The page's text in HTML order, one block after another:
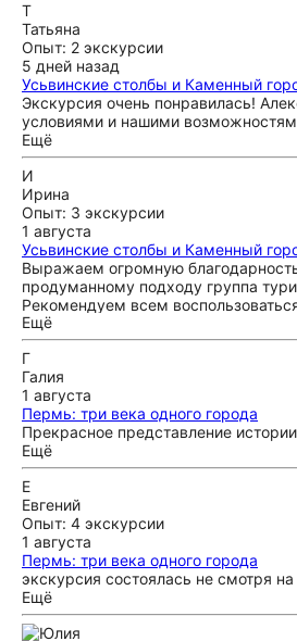
Т
Татьяна
Опыт: 2 экскурсии
5 дней назад
Усьвинские столбы и Каменный
Экскурсия очень понравилась!
условиями и нашими
Ещё
И
Ирина
Опыт: 3 экскурсии
1 августа
Усьвинские столбы и Каменный
Выражаем огромную
продуманному подходу группа
Рекомендуем всем
Ещё
Г
Галия
1 августа
Пермь: три века одного города
Прекрасное представление
Ещё
Е
Евгений
Опыт: 4 экскурсии
1 августа
Пермь: три века одного города
экскурсия состоялась не смотря
Ещё